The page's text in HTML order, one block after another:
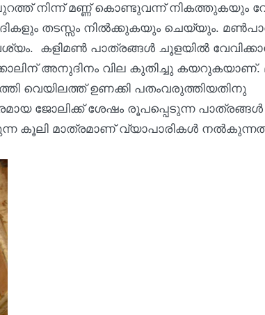
നിന്ന് മണ്ണ് കൊണ്ടുവന്ന് നികത്തുകയും
തടസ്സം നിൽക്കുകയും ചെയ്യും.
കളിമൺ പാത്രങ്ങൾ ചൂളയിൽ
അനുദിനം വില കുതിച്ചു കയറുകയാണ്.
വെയിലത്ത് ഉണക്കി പതംവരുത്തിയതിനു
ജോലിക്ക് ശേഷം രൂപപ്പെടുന്ന പാത്രങ്ങൾ
കൂലി മാത്രമാണ് വ്യാപാരികൾ